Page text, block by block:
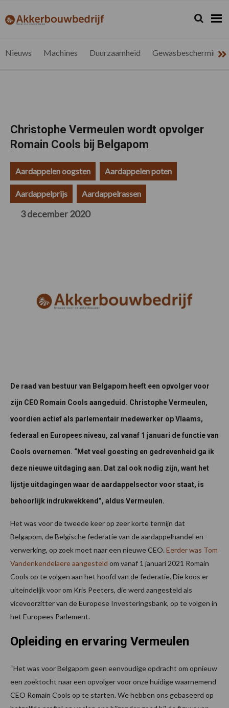
de
de
de
de
akkerbouwbedrijf.be
Nieuws
Zoeken...
Zoek
Nieuws Machines Duurzaamheid Gewasbescherming
Christophe Vermeulen wordt opvolger
Romain Cools bij Belgapom
Aardappelen oogsten Aardappelen poten
Aardappelprijs Aardappelrassen
3 december 2020
De raad van bestuur van Belgapom heeft een opvolger voor
zijn CEO Romain Cools aangeduid. Christophe Vermeulen,
voordien actief als parlementair medewerker op Vlaams,
federaal en Europees niveau, zal vanaf 1 januari de functie van
Cools overnemen. “Met veel goesting en gedrevenheid ga ik
deze nieuwe uitdaging aan. Dat zal ook nodig zijn, want het
lijstje uitdagingen waar de aardappelsector voor staat, is
behoorlijk indrukwekkend”, aldus Vermeulen.
Het was voor de tweede keer op zeer korte termijn dat
Belgapom, de Belgische federatie van de aardappelhandel en -
verwerking, op zoek moet naar een nieuwe CEO. Eerder was Tom
Vandenkendelaere aangesteld om vanaf 1 januari 2021 Romain
Cools op te volgen aan het hoofd van de federatie. Die koos er
uiteindelijk voor om Kris Peeters, die werd aangesteld als
vicevoorzitter van de Europese Investeringsbank, op te volgen in
het Europees Parlement.
Opleiding en ervaring Vermeulen
“Het was voor Belgapom geen eenvoudige opdracht om opnieuw
een zoektocht naar een opvolger voor onze huidige waarnemend
CEO Romain Cools op te starten. We hebben ons gebaseerd op